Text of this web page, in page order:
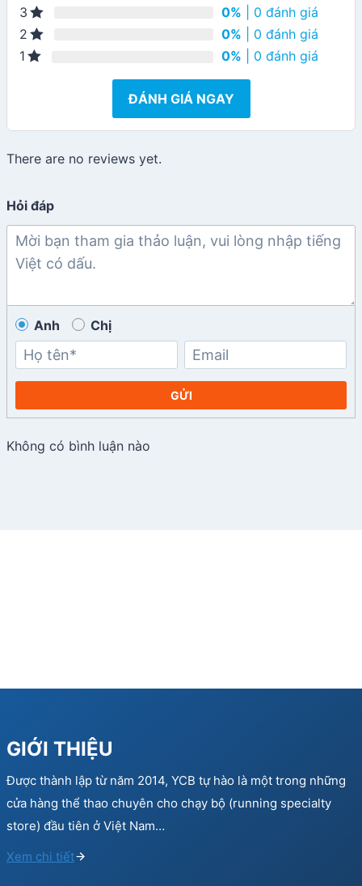
3
0% | 0 đánh giá
2
0% | 0 đánh giá
1
0% | 0 đánh giá
ĐÁNH GIÁ NGAY
There are no reviews yet.
Hỏi đáp
Anh Chị
GỬI
Không có bình luận nào
GIỚI THIỆU
Được thành lập từ năm 2014, YCB tự hào là một trong những
cửa hàng thể thao chuyên cho chạy bộ (running specialty
store) đầu tiên ở Việt Nam…
Xem chi tiết